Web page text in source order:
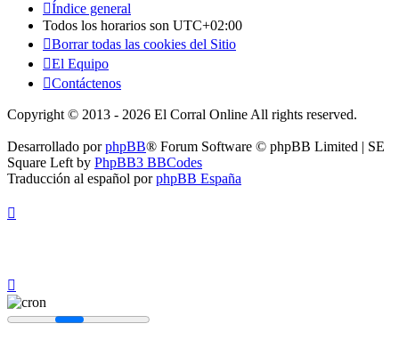
Índice general
Todos los horarios son UTC+02:00
Borrar todas las cookies del Sitio
El Equipo
Contáctenos
Copyright © 2013 - 2026 El Corral Online All rights reserved.
Desarrollado porphpBB® Forum Software © phpBB Limited | SE
Square Left by PhpBB3 BBCodes
Traducción al español porphpBB España